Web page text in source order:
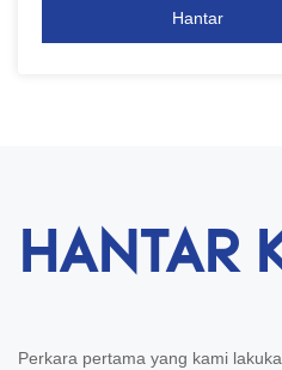
Hantar
HANTAR
Perkara pertama yang kami